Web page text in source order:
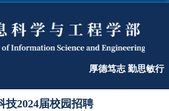
厚德笃志 勤思敏行
技2024届校园招聘